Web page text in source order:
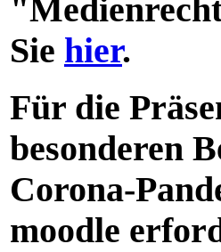
Sie hier.
Für die
besonderen
Corona-
moodle